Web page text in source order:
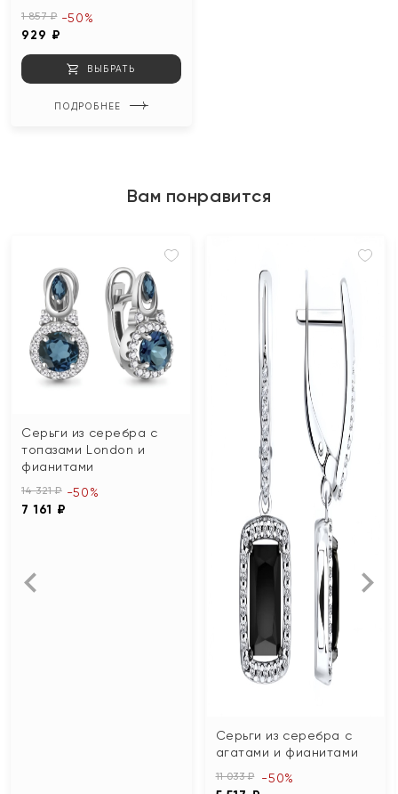
1 857 ₽
929 ₽
-50%
ВЫБРАТЬ
ПОДРОБНЕЕ
Вам понравится
Серьги из серебра с
топазами London и
фианитами
14 321 ₽
7 161 ₽
-50%
Серьги из серебра с
агатами и фианитами
11 033 ₽ -50%